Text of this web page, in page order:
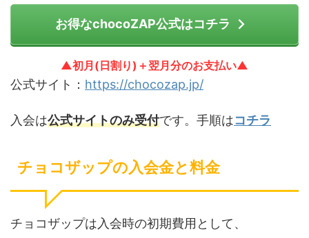
お得なchocoZAP公式はコチラ
▲初月(日割り)＋翌月分のお支払い▲
公式サイト： https://chocozap.jp/
入会は公式サイトのみ受付です。手順はコチラ
チョコザップの入会金と料金
チョコザップは入会時の初期費用として、